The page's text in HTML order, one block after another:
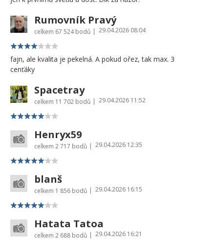
Rumovník Pravý
celkem 67 524 bodů | 29.04.2026 08:04
fajn, ale kvalita je pekelná. A pokud ořez, tak max. 3
cenťáky
Spacetray
celkem 11 702 bodů | 29.04.2026 11:52
Henryx59
celkem 2 717 bodů | 29.04.2026 12:35
blanš
celkem 1 856 bodů | 29.04.2026 16:15
Hatata Tatoa
celkem 2 688 bodů | 29.04.2026 16:21